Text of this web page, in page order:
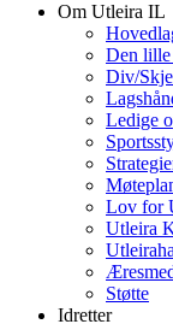
Om Utleira IL
Den lille
Div/
Ledige
Lov for
Utleira
Støtte
Idretter